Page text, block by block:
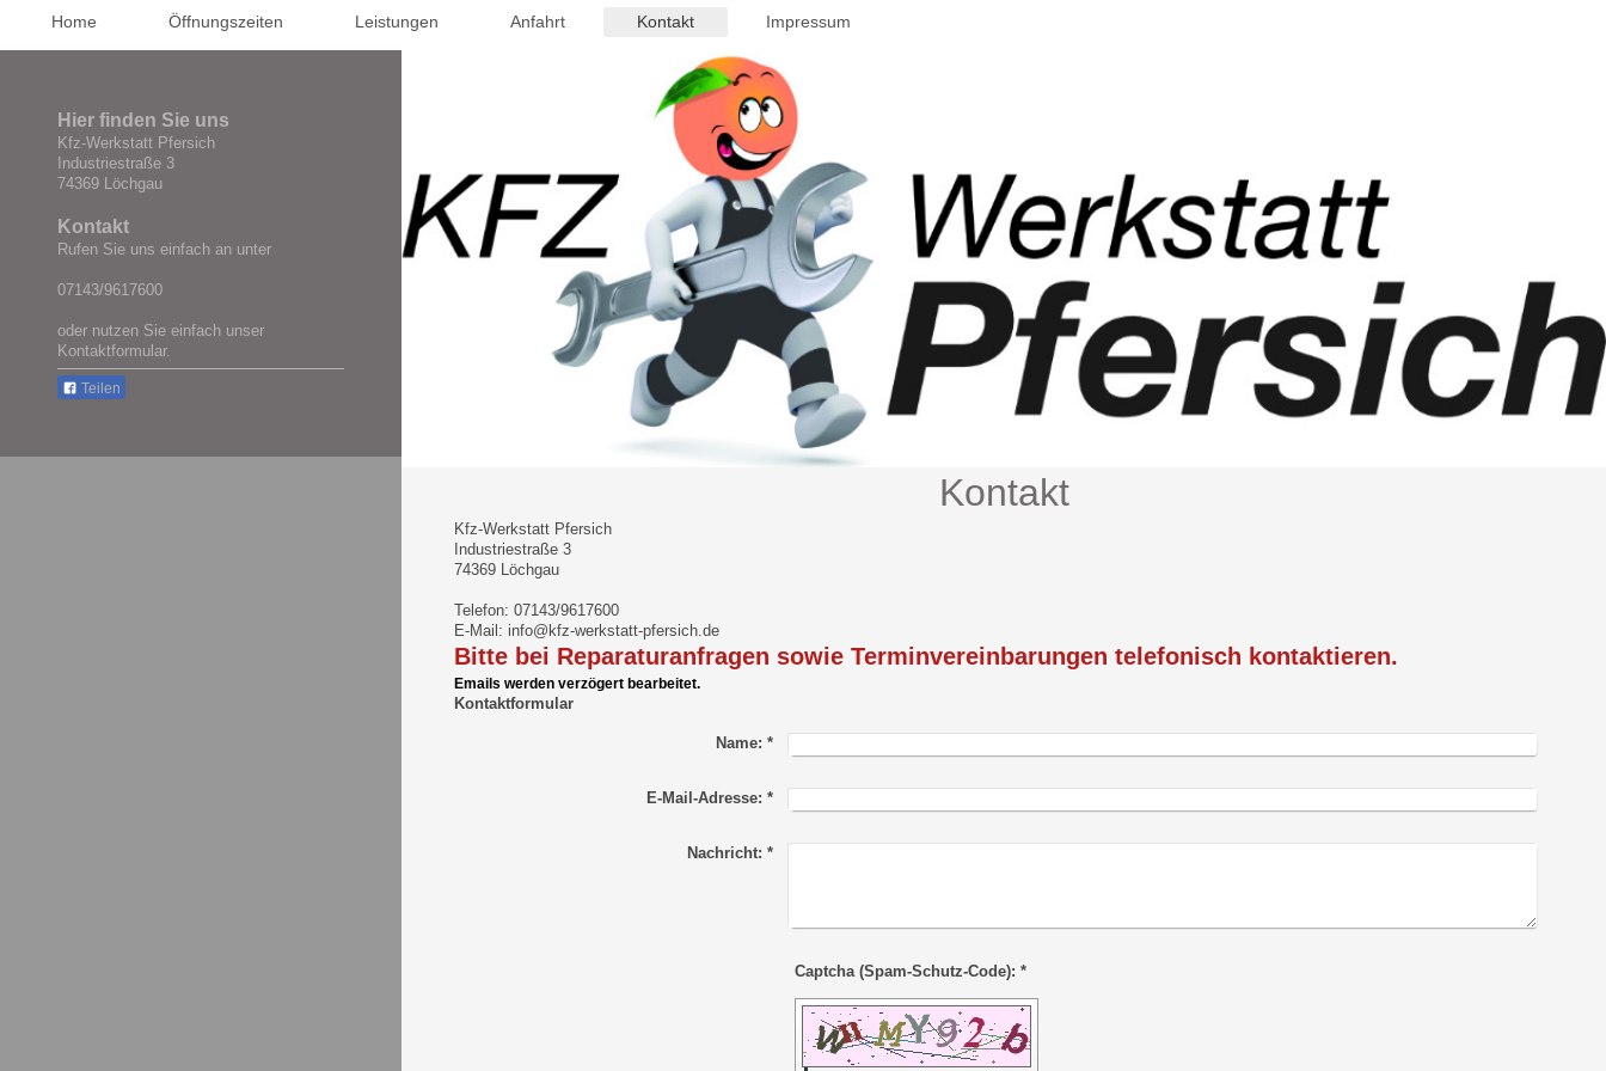
Home Öffnungszeiten Leistungen Anfahrt Kontakt Impressum
Kontakt
Kfz-Werkstatt Pfersich
Industriestraße 3
74369 Löchgau
Telefon: 07143/9617600
E-Mail: info@kfz-werkstatt-pfersich.de
Bitte bei Reparaturanfragen sowie Terminvereinbarungen telefonisch kontaktieren.
Emails werden verzögert bearbeitet.
Kontaktformular
Name: *
E-Mail-Adresse: *
Nachricht: *
Captcha (Spam-Schutz-Code): *
Hier finden Sie uns
Kfz-Werkstatt Pfersich
Industriestraße 3
74369 Löchgau
Kontakt
Rufen Sie uns einfach an unter
07143/9617600
oder nutzen Sie einfach unser
Kontaktformular.
Teilen